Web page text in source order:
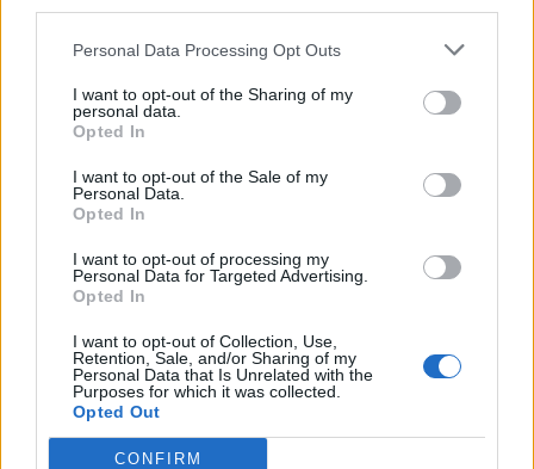
Personal Data Processing Opt Outs
I want to opt-out of the Sharing of my
personal data.
Opted In
I want to opt-out of the Sale of my
Personal Data.
Opted In
I want to opt-out of processing my
Personal Data for Targeted Advertising.
Opted In
I want to opt-out of Collection, Use,
Retention, Sale, and/or Sharing of my
Personal Data that Is Unrelated with the
Purposes for which it was collected.
Opted Out
CONFIRM
britanică uimește Planeta Tenis. La 18 ani a
ajuns în...
1 2 3
ad
Susțineți presa liberă! Donați aici pentru
Ziaristii.com!